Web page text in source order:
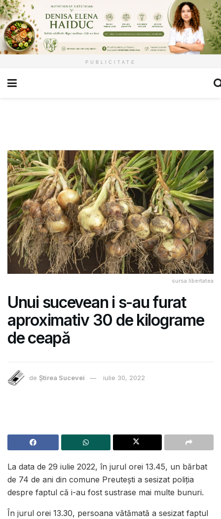
PUBLICITATE
sursa libertatea
Unui sucevean i s-au furat
aproximativ 30 de kilograme
de ceapă
de Știrea Sucevei iulie 30, 2022
La data de 29 iulie 2022, în jurul orei 13.45, un bărbat
de 74 de ani din comune Preutești a sesizat poliția
despre faptul că i-au fost sustrase mai multe bunuri.
În jurul orei 13.30, persoana vătămată a sesizat faptul